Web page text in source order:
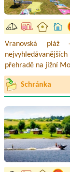
Vranovská
přehradě na jižní
Schránka